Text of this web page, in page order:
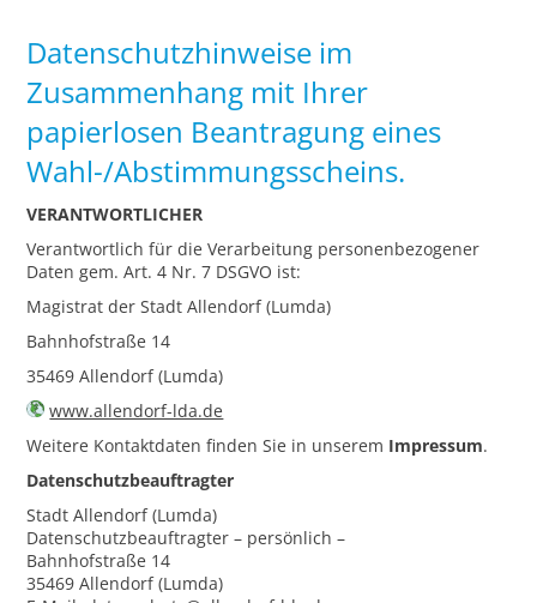
Datenschutzhinweise im
Zusammenhang mit Ihrer
papierlosen Beantragung eines
Wahl-/Abstimmungsscheins.
VERANTWORTLICHER
Verantwortlich für die Verarbeitung personenbezogener
Daten gem. Art. 4 Nr. 7 DSGVO ist:
Magistrat der Stadt Allendorf (Lumda)
Bahnhofstraße 14
35469 Allendorf (Lumda)
www.allendorf-lda.de
Weitere Kontaktdaten finden Sie in unserem Impressum.
Datenschutzbeauftragter
Stadt Allendorf (Lumda)
Datenschutzbeauftragter – persönlich –
Bahnhofstraße 14
35469 Allendorf (Lumda)